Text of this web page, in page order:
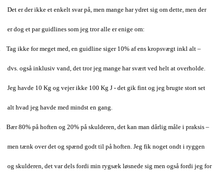
Det er der ikke et enkelt svar på, men mange har ydret sig om dette, men der
er dog et par guidlines som jeg tror alle er enige om:
Tag ikke for meget med, en guidline siger 10% af ens kropsvægt inkl alt –
dvs. også inklusiv vand, det tror jeg mange har svært ved helt at overholde.
Jeg havde 10 Kg og vejer ikke 100 Kg J - det gik fint og jeg brugte stort set
alt hvad jeg havde med mindst en gang.
Bær 80% på hoften og 20% på skulderen, det kan man dårlig måle i praksis –
men tænk over det og spænd godt til på hoften. Jeg fik noget ondt i ryggen
og skulderen, det var dels fordi min rygsæk løsnede sig men også fordi jeg for